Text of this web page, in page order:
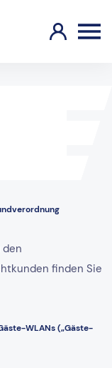
finden Sie
WLANs („Gäste-